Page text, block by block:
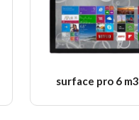
surface pro 6 m3